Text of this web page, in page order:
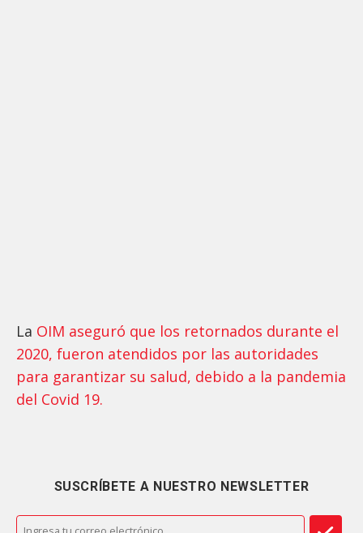
La OIM aseguró que los retornados durante el
2020, fueron atendidos por las autoridades
para garantizar su salud, debido a la pandemia
del Covid 19.
SUSCRÍBETE A NUESTRO NEWSLETTER